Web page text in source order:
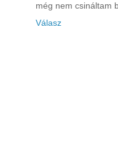
még nem csináltam
Válasz